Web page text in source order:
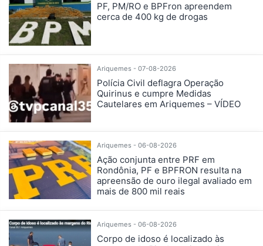
PF, PM/RO e BPFron apreendem
cerca de 400 kg de drogas
Ariquemes - 07-08-2026
Polícia Civil deflagra Operação
Quirinus e cumpre Medidas
Cautelares em Ariquemes – VÍDEO
Ariquemes - 06-08-2026
Ação conjunta entre PRF em
Rondônia, PF e BPFRON resulta na
apreensão de ouro ilegal avaliado em
mais de 800 mil reais
Ariquemes - 06-08-2026
Corpo de idoso é localizado às